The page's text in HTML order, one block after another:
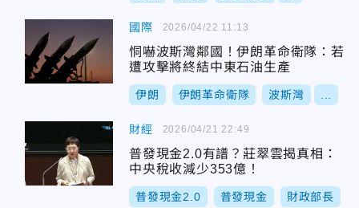
國際
恫嚇波斯灣鄰國！伊朗革命衛隊：若
遭攻擊將終結中東石油生產
伊朗 伊朗革命衛隊 波斯灣
2026/04/22 11:13
財經
普發現金2.0有譜？莊翠雲揭真相：
中央稅收減少353億！
普發現金2.0 普發現金 財政部長
2026/04/21 22:49